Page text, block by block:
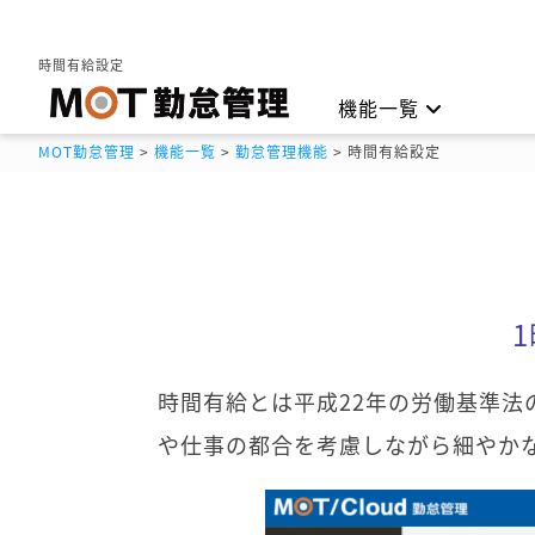
時間有給設定
機能一覧
MOT勤怠管理 > 機能一覧 > 勤怠管理機能 > 時間有給設定
時間有給とは平成22年の労働基準
や仕事の都合を考慮しながら細やか